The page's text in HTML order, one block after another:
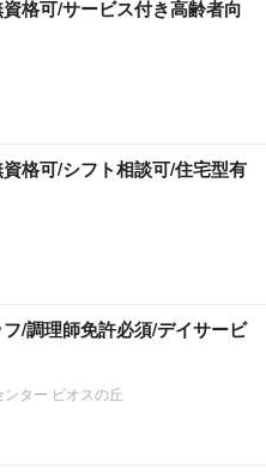
格可/サービス付き高齢者向
資格可/シフト相談可/住宅型有
フ/調理師免許必須/デイサービ
ター ビオスの丘